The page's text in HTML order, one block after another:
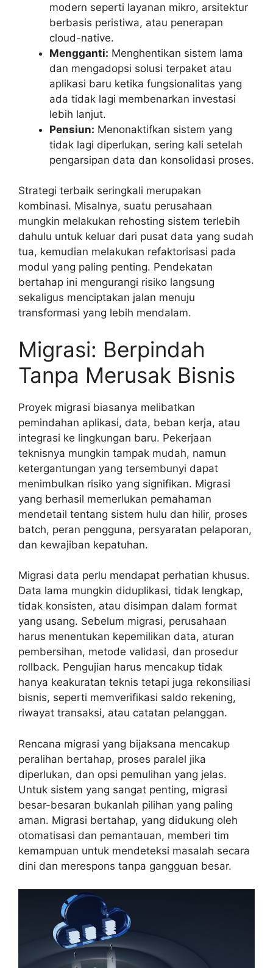
modern seperti layanan mikro, arsitektur
berbasis peristiwa, atau penerapan
cloud-native.
Mengganti: Menghentikan sistem lama
dan mengadopsi solusi terpaket atau
aplikasi baru ketika fungsionalitas yang
ada tidak lagi membenarkan investasi
lebih lanjut.
Pensiun: Menonaktifkan sistem yang
tidak lagi diperlukan, sering kali setelah
pengarsipan data dan konsolidasi proses.
Strategi terbaik seringkali merupakan
kombinasi. Misalnya, suatu perusahaan
mungkin melakukan rehosting sistem terlebih
dahulu untuk keluar dari pusat data yang sudah
tua, kemudian melakukan refaktorisasi pada
modul yang paling penting. Pendekatan
bertahap ini mengurangi risiko langsung
sekaligus menciptakan jalan menuju
transformasi yang lebih mendalam.
Migrasi: Berpindah
Tanpa Merusak Bisnis
Proyek migrasi biasanya melibatkan
pemindahan aplikasi, data, beban kerja, atau
integrasi ke lingkungan baru. Pekerjaan
teknisnya mungkin tampak mudah, namun
ketergantungan yang tersembunyi dapat
menimbulkan risiko yang signifikan. Migrasi
yang berhasil memerlukan pemahaman
mendetail tentang sistem hulu dan hilir, proses
batch, peran pengguna, persyaratan pelaporan,
dan kewajiban kepatuhan.
Migrasi data perlu mendapat perhatian khusus.
Data lama mungkin diduplikasi, tidak lengkap,
tidak konsisten, atau disimpan dalam format
yang usang. Sebelum migrasi, perusahaan
harus menentukan kepemilikan data, aturan
pembersihan, metode validasi, dan prosedur
rollback. Pengujian harus mencakup tidak
hanya keakuratan teknis tetapi juga rekonsiliasi
bisnis, seperti memverifikasi saldo rekening,
riwayat transaksi, atau catatan pelanggan.
Rencana migrasi yang bijaksana mencakup
peralihan bertahap, proses paralel jika
diperlukan, dan opsi pemulihan yang jelas.
Untuk sistem yang sangat penting, migrasi
besar-besaran bukanlah pilihan yang paling
aman. Migrasi bertahap, yang didukung oleh
otomatisasi dan pemantauan, memberi tim
kemampuan untuk mendeteksi masalah secara
dini dan merespons tanpa gangguan besar.